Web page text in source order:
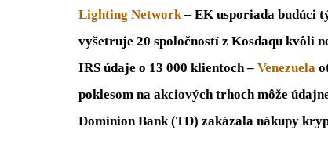
Lighting Network– EK usporiada budúci
vyšetruje 20 spoločností z Kosdaqu kvôli
IRS údaje o 13 000 klientoch – Venezuela
poklesom na akciových trhoch môže
Dominion Bank (TD) zakázala nákupy